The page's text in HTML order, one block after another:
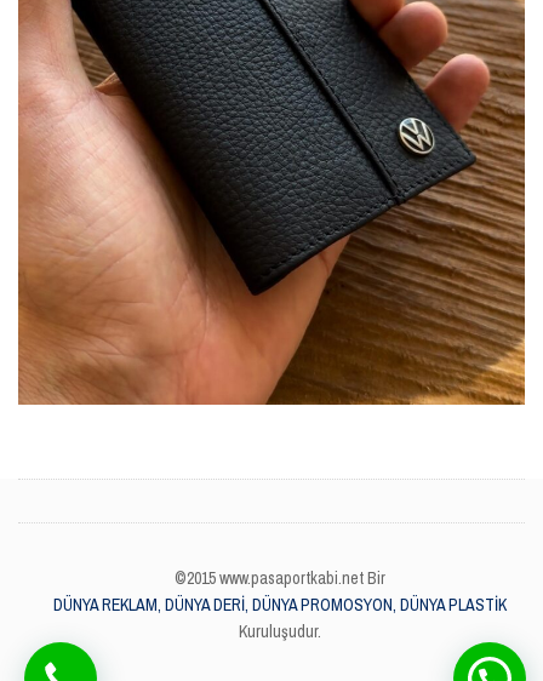
©2015 www.pasaportkabi.net Bir
DÜNYA REKLAM, DÜNYA DERİ, DÜNYA PROMOSYON, DÜNYA PLASTİK
Kuruluşudur.